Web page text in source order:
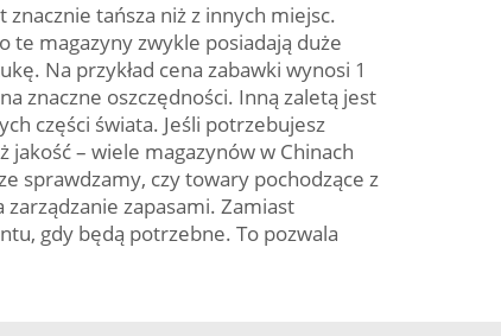
znacznie tańsza niż z innych miejsc.
magazyny zwykle posiadają duże
Na przykład cena zabawki wynosi 1
znaczne oszczędności. Inną zaletą jest
części świata. Jeśli potrzebujesz
– wiele magazynów w Chinach
sprawdzamy, czy towary pochodzące z
zapasami. Zamiast
gdy będą potrzebne. To pozwala